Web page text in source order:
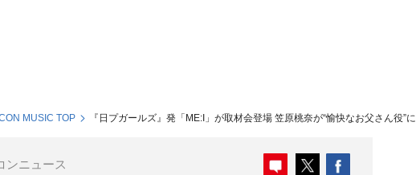
MUSIC TOP 『日プガールズ』発「ME:I」が取材会登場 笠原桃奈が“愉快なお父さん役”
ンニュース